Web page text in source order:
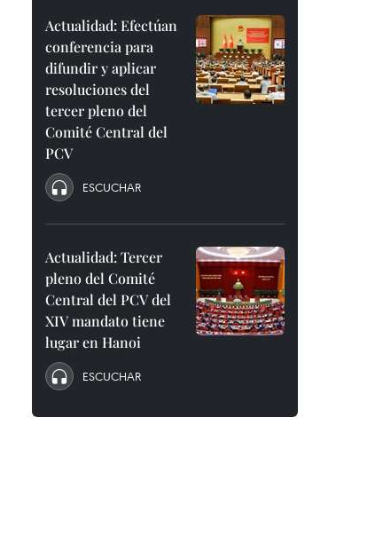
Actualidad: Efectúan
conferencia para
difundir y aplicar
resoluciones del
tercer pleno del
Comité Central del
PCV
ESCUCHAR
Actualidad: Tercer
pleno del Comité
Central del PCV del
XIV mandato tiene
lugar en Hanoi
ESCUCHAR